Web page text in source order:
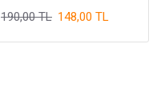
148,00 TL
190,00 TL